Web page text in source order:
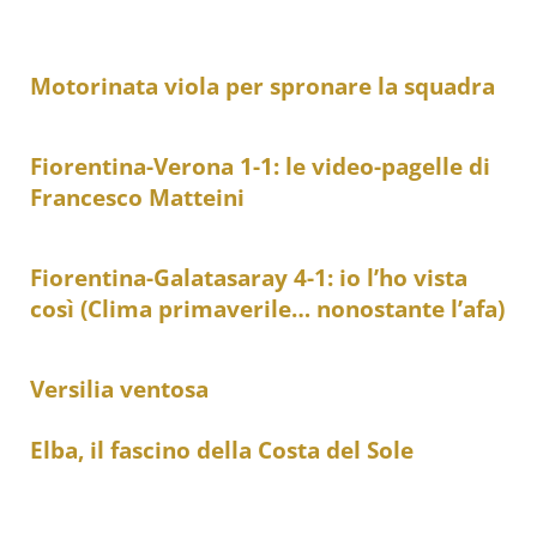
Motorinata viola per spronare la squadra
Fiorentina-Verona 1-1: le video-pagelle di
Francesco Matteini
Fiorentina-Galatasaray 4-1: io l’ho vista
così (Clima primaverile… nonostante l’afa)
Versilia ventosa
Elba, il fascino della Costa del Sole